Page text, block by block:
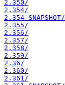
2.350/
2.354/
2.354-SNAPSHOT/
2.355/
2.356/
2.357/
2.358/
2.359/
2.36/
2.360/
2.361/